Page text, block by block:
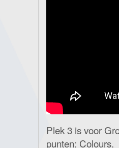
Plek 3 is voor
punten: Colours.